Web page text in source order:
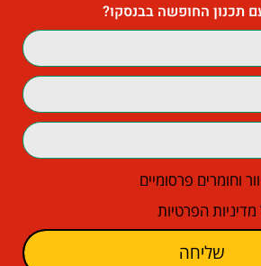
תכנון החופשה בבנסקו?
וחומרים פרסומיים
מדיניות הפרטיות
שליחה